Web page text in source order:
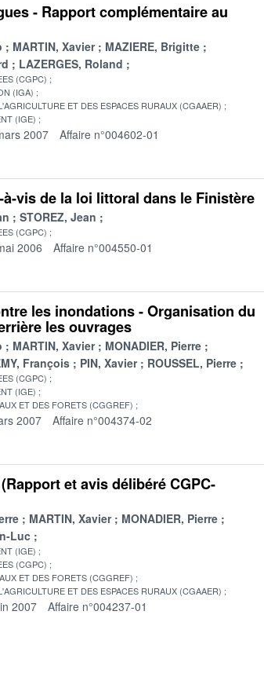
- Rapport complémentaire au
MARTIN, Xavier
MAZIERE, Brigitte
LAZERGES, Roland
(CGPC)
(IGA)
ET DES ESPACES RURAUX (CGAAER)
(IGE)
2007 Affaire n°004602-01
vis de la loi littoral dans le Finistère
STOREZ, Jean
(CGPC)
2006 Affaire n°004550-01
les inondations - Organisation du
les ouvrages
MARTIN, Xavier
MONADIER, Pierre
François PIN, Xavier ROUSSEL, Pierre
(CGPC)
(IGE)
ET DES FORETS (CGGREF)
2007 Affaire n°004374-02
et avis délibéré CGPC-
MARTIN, Xavier
MONADIER, Pierre
Luc
(IGE)
(CGPC)
ET DES FORETS (CGGREF)
ET DES ESPACES RURAUX (CGAAER)
2007 Affaire n°004237-01